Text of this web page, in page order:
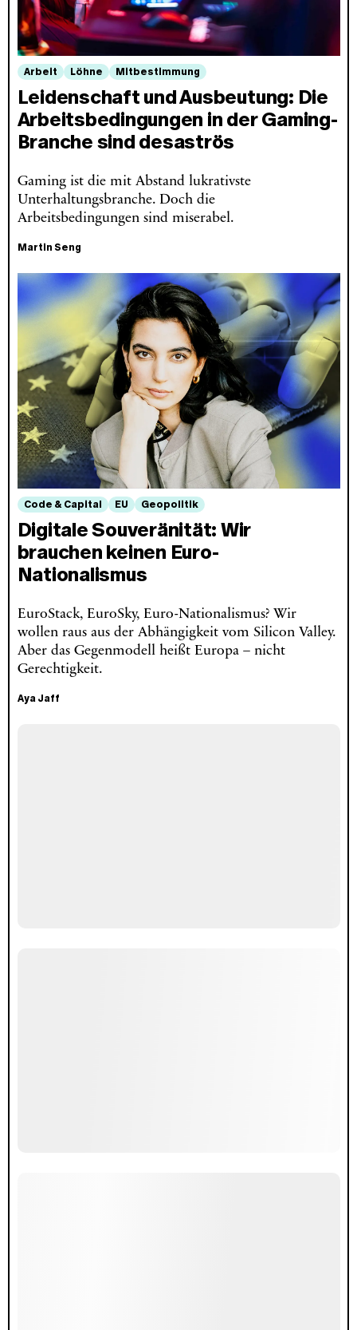
Arbeit Löhne Mitbestimmung
Leidenschaft und Ausbeutung: Die
Arbeitsbedingungen in der Gaming-
Branche sind desaströs
Gaming ist die mit Abstand lukrativste
Unterhaltungsbranche. Doch die
Arbeitsbedingungen sind miserabel.
Martin Seng
Code & Capital EU Geopolitik
Digitale Souveränität: Wir
brauchen keinen Euro-
Nationalismus
EuroStack, EuroSky, Euro-Nationalismus? Wir
wollen raus aus der Abhängigkeit vom Silicon Valley.
Aber das Gegenmodell heißt Europa – nicht
Gerechtigkeit.
Aya Jaff